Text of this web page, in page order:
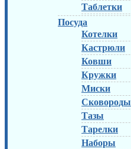
Таблетки
Посуда
Котелки
Кастрюли
Ковши
Кружки
Миски
Сковороды
Тазы
Тарелки
Наборы